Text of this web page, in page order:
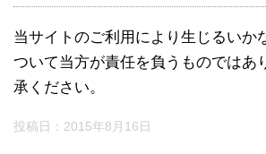
当サイトのご利用により生じるいか
ついて当方が責任を負うものではあ
承ください。
投稿日： 2015年8月16日